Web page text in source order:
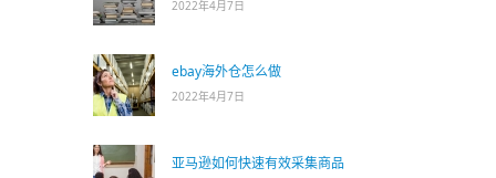
2022年4月7日
ebay海外仓怎么做
2022年4月7日
亚马逊如何快速有效采集商品